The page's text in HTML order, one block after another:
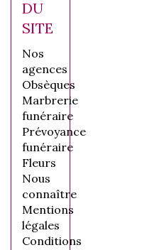
DU
SITE
Nos
agences
Obsèques
Marbrerie
funéraire
Prévoyance
funéraire
Fleurs
Nous
connaître
Mentions
légales
Conditions